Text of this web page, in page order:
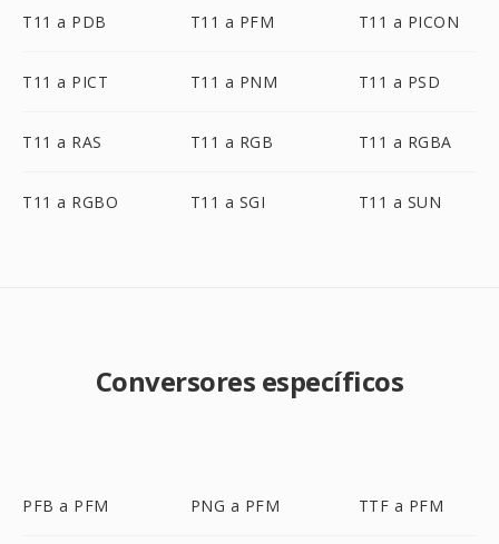
T11 a PDB T11 a PFM T11 a PICON
T11 a PICT T11 a PNM T11 a PSD
T11 a RAS T11 a RGB T11 a RGBA
T11 a RGBO T11 a SGI T11 a SUN
Conversores específicos
PFB a PFM PNG a PFM TTF a PFM